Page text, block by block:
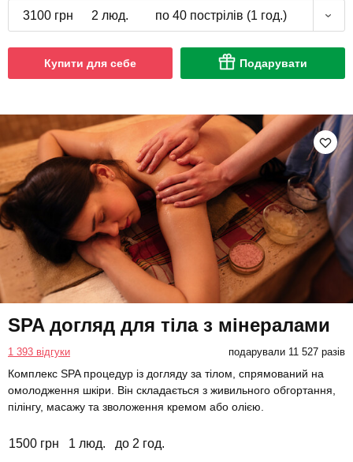
3100 грн 2 люд. по 40 пострілів (1 год.)
Купити для себе Подарувати
SPA догляд для тіла з мінералами
1 393 відгуки подарували 11 527 разів
Комплекс SPA процедур із догляду за тілом, спрямований на
омолодження шкіри. Він складається з живильного обгортання,
пілінгу, масажу та зволоження кремом або олією.
1500 грн 1 люд. до 2 год.